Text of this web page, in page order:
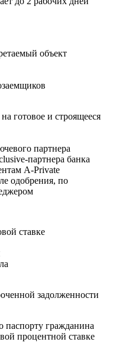
объект
готовое и строящееся
партнера
партнера банка
A-Private
одобрения, по
ставке
задолженности
паспорту гражданина
процентной ставке